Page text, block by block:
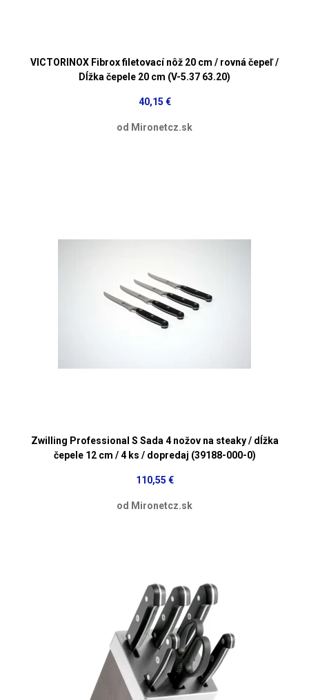
VICTORINOX Fibrox filetovací nôž 20 cm / rovná čepeľ /
Dĺžka čepele 20 cm (V-5.37 63.20)
40,15 €
od Mironetcz.sk
Zwilling Professional S Sada 4 nožov na steaky / dĺžka
čepele 12 cm / 4 ks / dopredaj (39188-000-0)
110,55 €
od Mironetcz.sk